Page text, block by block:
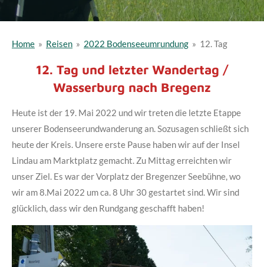
Home » Reisen » 2022 Bodenseeumrundung » 12. Tag
12. Tag und letzter Wandertag /
Wasserburg nach Bregenz
Heute ist der 19. Mai 2022 und wir treten die letzte Etappe
unserer Bodenseerundwanderung an. Sozusagen schließt sich
heute der Kreis. Unsere erste Pause haben wir auf der Insel
Lindau am Marktplatz gemacht. Zu Mittag erreichten wir
unser Ziel. Es war der Vorplatz der Bregenzer Seebühne, wo
wir am 8.Mai 2022 um ca. 8 Uhr 30 gestartet sind. Wir sind
glücklich, dass wir den Rundgang geschafft haben!